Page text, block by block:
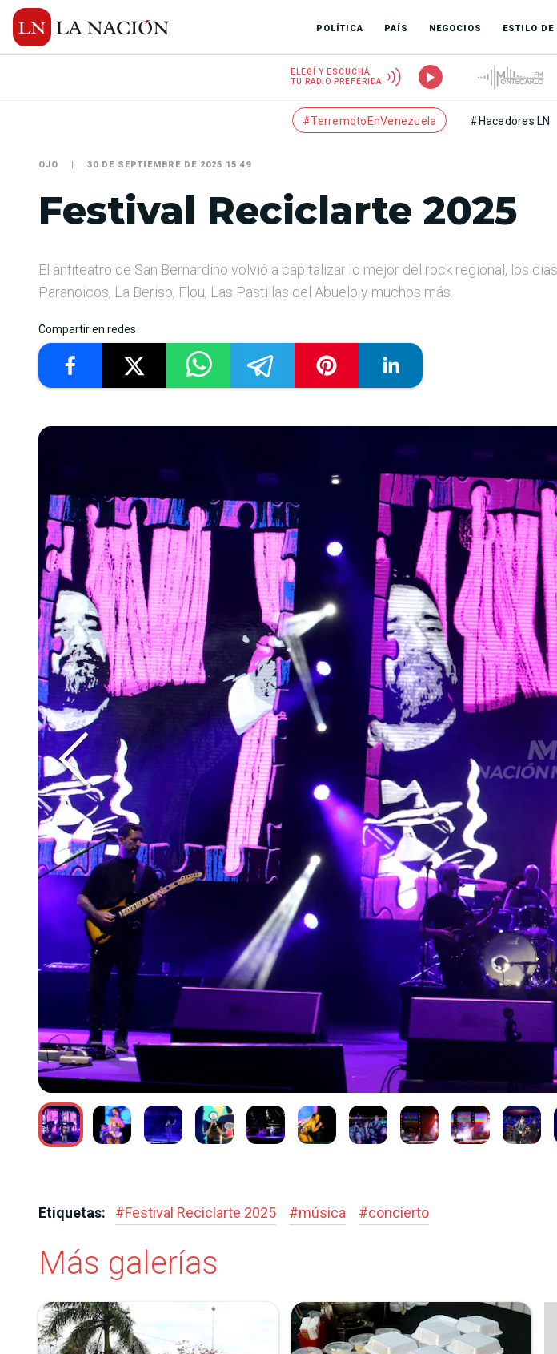
POLÍTICA PAÍS NEGOCIOS ESTILO DE
ELEGÍ Y ESCUCHÁ
TU RADIO PREFERIDA
#TerremotoEnVenezuela #Hacedores LN
OJO 30 DE SEPTIEMBRE DE 2025 15:49
Festival Reciclarte 2025
El anfiteatro de San Bernardino volvió a capitalizar lo mejor del rock regional, los
Paranoicos, La Beriso, Flou, Las Pastillas del Abuelo y muchos más.
Compartir en redes
Etiquetas: #Festival Reciclarte 2025 #música #concierto
Más galerías